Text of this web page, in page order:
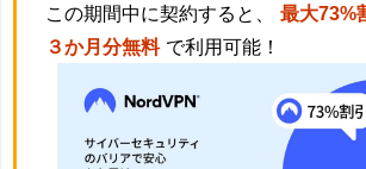
この期間中に契約すると、
最大73%
３か月分無料 で利用可能！